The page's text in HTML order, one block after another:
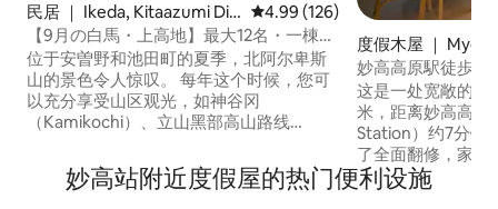
民居 ｜ Ikeda, Kitaazumi Dis
trict
平均评分 4.99 分（满分 5 分），
4.99 (126)
【9月の白馬・上高地】最大12名・一棟貸
し｜2種の本格サウナ
位于安曽野和池田町的夏季，北阿尔卑斯
山的景色令人惊叹。 每年这个时候，您可
以充分享受山区观光，如神谷冈
（Kamikochi）、立山黑部高山路线
马（Hakuba）和八方池（Happo
Pond）。从8月下旬到9月，夏季是您可以
度假木屋 ｜
妙高高原駅徒歩7
｜最大8名・屋根
这是一处宽敞的独
米，距离妙高高
Station）约7分钟
了全面翻修，家具和
可入住8位房客，
滑雪/单板滑雪之
妙高站附近度假屋的热门便利设施